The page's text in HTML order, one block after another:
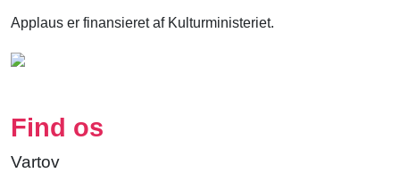
Applaus er finansieret af Kulturministeriet.
Find os
Vartov